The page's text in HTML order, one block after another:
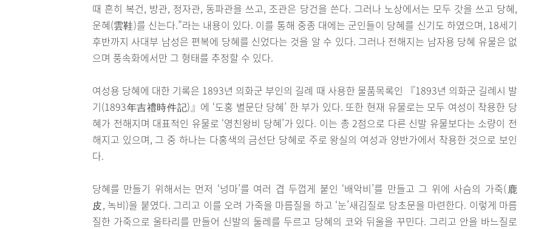
때 흔히 복건, 방관, 정자관, 동파관을 쓰고, 조관은 당건을 쓴다. 그러나 노상에서는 모두 갓을 쓰고 당혜,
운혜(雲鞋)를 신는다.”라는 내용이 있다. 이를 통해 중종 대에는 군인들이 당혜를 신기도 하였으며, 18세기
후반까지 사대부 남성은 편복에 당혜를 신었다는 것을 알 수 있다. 그러나 전해지는 남자용 당혜 유물은 없
으며 풍속화에서만 그 형태를 추정할 수 있다.
여성용 당혜에 대한 기록은 1893년 의화군 부인의 길례 때 사용한 물품목록인 『1893년 의화군 길례시 발
기(1893年吉禮時件記)』에 ‘도홍 별문단 당혜’ 한 부가 있다. 또한 현재 유물로는 모두 여성이 착용한 당
혜가 전해지며 대표적인 유물로 ‘영친왕비 당혜’가 있다. 이는 총 2점으로 다른 신발 유물보다는 소량이 전
해지고 있으며, 그 중 하나는 다홍색의 금선단 당혜로 주로 왕실의 여성과 양반가에서 착용한 것으로 보인
다.
당혜를 만들기 위해서는 먼저 ‘넝마’를 여러 겹 두껍게 붙인 ‘배악비’를 만들고 그 위에 사슴의 가죽(鹿
皮, 녹비)을 붙였다. 그리고 이를 오려 가죽을 마름질을 하고 ‘눈’새김질로 당초문을 마련한다. 이렇게 마름
질한 가죽으로 울타리를 만들어 신발의 둘레를 두르고 당혜의 코와 뒤울을 꾸민다. 그리고 안을 바느질로